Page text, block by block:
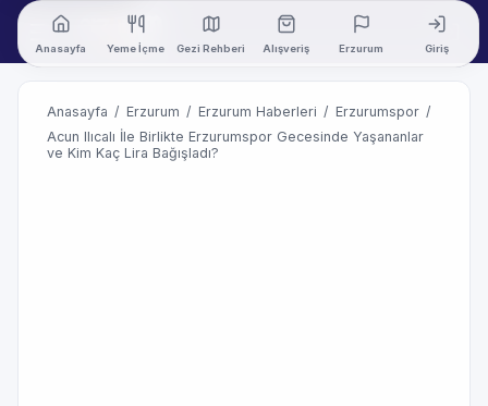
Anasayfa Yeme İçme Gezi Rehberi Alışveriş Erzurum Giriş
Anasayfa / Erzurum / Erzurum Haberleri / Erzurumspor /
Acun Ilıcalı İle Birlikte Erzurumspor Gecesinde Yaşananlar
ve Kim Kaç Lira Bağışladı?